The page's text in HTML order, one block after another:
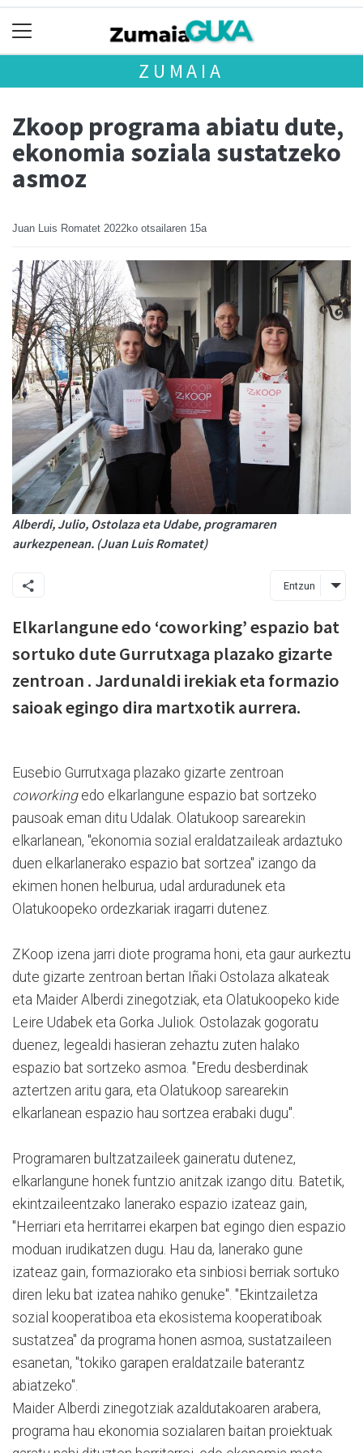
ZUMAIA
Zkoop programa abiatu dute,
ekonomia soziala sustatzeko
asmoz
Juan Luis Romatet 2022ko otsailaren 15a
Alberdi, Julio, Ostolaza eta Udabe, programaren
aurkezpenean. (Juan Luis Romatet)
Entzun
Elkarlangune edo ‘coworking’ espazio bat
sortuko dute Gurrutxaga plazako gizarte
zentroan . Jardunaldi irekiak eta formazio
saioak egingo dira martxotik aurrera.
Eusebio Gurrutxaga plazako gizarte zentroan
coworkingedo elkarlangune espazio bat sortzeko
pausoak eman ditu Udalak. Olatukoop sarearekin
elkarlanean, "ekonomia sozial eraldatzaileak ardaztuko
duen elkarlanerako espazio bat sortzea" izango da
ekimen honen helburua, udal arduradunek eta
Olatukoopeko ordezkariak iragarri dutenez.
ZKoop izena jarri diote programa honi, eta gaur aurkeztu
dute gizarte zentroan bertan Iñaki Ostolaza alkateak
eta Maider Alberdi zinegotziak, eta Olatukoopeko kide
Leire Udabek eta Gorka Juliok. Ostolazak gogoratu
duenez, legealdi hasieran zehaztu zuten halako
espazio bat sortzeko asmoa. "Eredu desberdinak
aztertzen aritu gara, eta Olatukoop sarearekin
elkarlanean espazio hau sortzea erabaki dugu".
Programaren bultzatzaileek gaineratu dutenez,
elkarlangune honek funtzio anitzak izango ditu. Batetik,
ekintzaileentzako lanerako espazio izateaz gain,
"Herriari eta herritarrei ekarpen bat egingo dien espazio
moduan irudikatzen dugu. Hau da, lanerako gune
izateaz gain, formaziorako eta sinbiosi berriak sortuko
diren leku bat izatea nahiko genuke". "Ekintzailetza
sozial kooperatiboa eta ekosistema kooperatiboak
sustatzea" da programa honen asmoa, sustatzaileen
esanetan, "tokiko garapen eraldatzaile baterantz
abiatzeko".
Maider Alberdi zinegotziak azaldutakoaren arabera,
programa hau ekonomia sozialaren baitan proiektuak